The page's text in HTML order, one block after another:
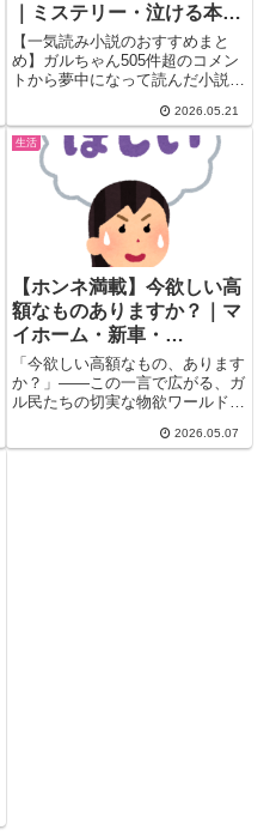
｜ミステリー・泣ける本・
読みやすい名作
【一気読み小説のおすすめまと
め】ガルちゃん505件超のコメン
トから夢中になって読んだ小説
圭吾・伊坂幸太郎などの王道か
ら、山本文緒の泣ける恋愛小説、
桐野夏生の女性犯罪ミステリーま
で、30〜40代女性のリアルな感
想付きで紹介します。
2026.05.21
生活
【ホンネ満載】今欲しい高
額なものありますか？｜マ
イホーム・新車・
PRADA・宝くじ1億…30-
50代女性の物欲リスト総決
算
「今欲しい高額なもの、あります
か？」――この一言で広がる、ガ
ル民たちの切実な物欲ワールド(*
2026.05.07